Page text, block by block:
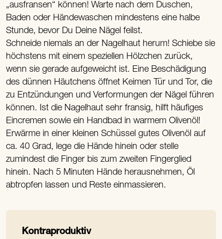
„ausfransen“ können! Warte nach dem Duschen,
Baden oder Händewaschen mindestens eine halbe
Stunde, bevor Du Deine Nägel feilst.
Schneide niemals an der Nagelhaut herum! Schiebe sie
höchstens mit einem speziellen Hölzchen zurück,
wenn sie gerade aufgeweicht ist. Eine Beschädigung
des dünnen Häutchens öffnet Keimen Tür und Tor, die
zu Entzündungen und Verformungen der Nägel führen
können. Ist die Nagelhaut sehr fransig, hilft häufiges
Eincremen sowie ein Handbad in warmem Olivenöl!
Erwärme in einer kleinen Schüssel gutes Olivenöl auf
ca. 40 Grad, lege die Hände hinein oder stelle
zumindest die Finger bis zum zweiten Fingerglied
hinein. Nach 5 Minuten Hände herausnehmen, Öl
abtropfen lassen und Reste einmassieren.
Kontraproduktiv